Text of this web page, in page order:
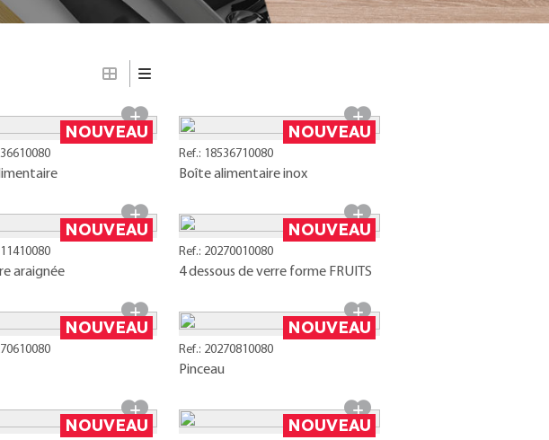
NOUVEAU NOUVEAU
Ref.: 18536710080
Boîte alimentaire inox
NOUVEAU
araignée
NOUVEAU
Ref.: 20270010080
4 dessous de verre forme FRUITS
NOUVEAU NOUVEAU
Ref.: 20270810080
Pinceau
NOUVEAU NOUVEAU